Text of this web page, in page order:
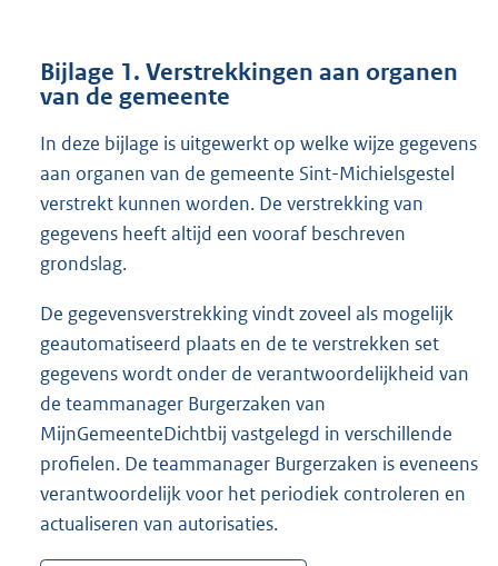
Bijlage 1. Verstrekkingen aan organen
van de gemeente
In deze bijlage is uitgewerkt op welke wijze gegevens
aan organen van de gemeente Sint-Michielsgestel
verstrekt kunnen worden. De verstrekking van
gegevens heeft altijd een vooraf beschreven
grondslag.
De gegevensverstrekking vindt zoveel als mogelijk
geautomatiseerd plaats en de te verstrekken set
gegevens wordt onder de verantwoordelijkheid van
de teammanager Burgerzaken van
MijnGemeenteDichtbij vastgelegd in verschillende
profielen. De teammanager Burgerzaken is eveneens
verantwoordelijk voor het periodiek controleren en
actualiseren van autorisaties.